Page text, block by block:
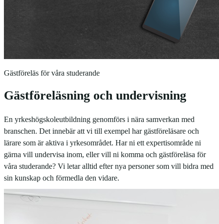
Gästföreläs för våra studerande
Gästföreläsning och undervisning
En yrkeshögskoleutbildning genomförs i nära samverkan med
branschen. Det innebär att vi till exempel har gästföreläsare och
lärare som är aktiva i yrkesområdet. Har ni ett expertisområde ni
gärna vill undervisa inom, eller vill ni komma och gästföreläsa för
våra studerande? Vi letar alltid efter nya personer som vill bidra med
sin kunskap och förmedla den vidare.